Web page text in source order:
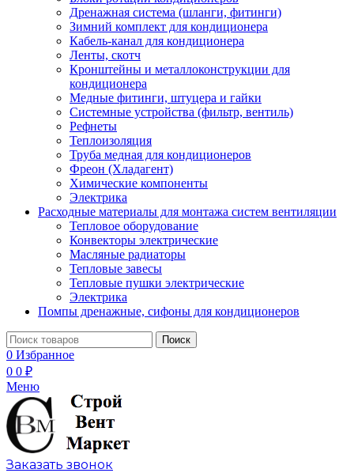
Дренажная система (шланги, фитинги)
Зимний комплект для кондиционера
Кабель-канал для кондиционера
Ленты, скотч
Кронштейны и металлоконструкции для
кондиционера
Медные фитинги, штуцера и гайки
Системные устройства (фильтр, вентиль)
Рефнеты
Теплоизоляция
Труба медная для кондиционеров
Фреон (Хладагент)
Химические компоненты
Электрика
Расходные материалы для монтажа систем вентиляции
Тепловое оборудование
Конвекторы электрические
Масляные радиаторы
Тепловые завесы
Тепловые пушки электрические
Электрика
Помпы дренажные, сифоны для кондиционеров
Поиск
0 Избранное
0 0 ₽
Меню
Заказать звонок